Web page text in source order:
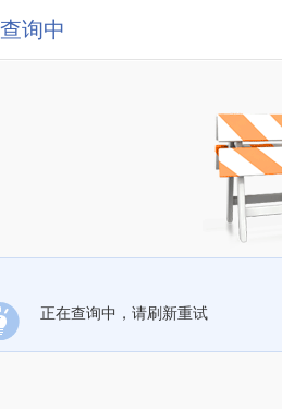
询中
正在查询中，请刷新重试